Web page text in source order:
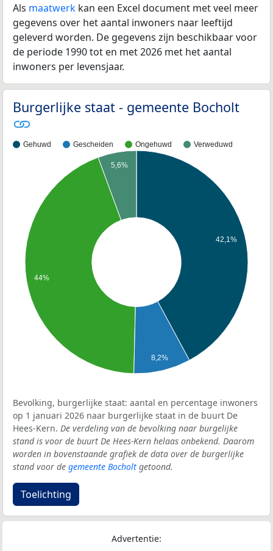
Als maatwerk kan een Excel document met veel meer
gegevens over het aantal inwoners naar leeftijd
geleverd worden. De gegevens zijn beschikbaar voor
de periode 1990 tot en met 2026 met het aantal
inwoners per levensjaar.
Burgerlijke staat - gemeente Bocholt
Gehuwd Gescheiden Ongehuwd Verweduwd
42,1%
5,6%
44%
8,2%
Bevolking, burgerlijke staat: aantal en percentage inwoners
op 1 januari 2026 naar burgerlijke staat in de buurt De
Hees-Kern. De verdeling van de bevolking naar burgelijke
stand is voor de buurt De Hees-Kern helaas onbekend. Daarom
worden in bovenstaande grafiek de data over de burgerlijke
stand voor de gemeente Bocholt getoond.
Toelichting
Advertentie: